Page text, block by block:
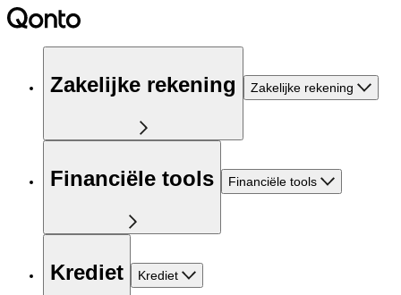
Zakelijke rekening Zakelijke rekening
Financiële tools Financiële tools
Krediet Krediet